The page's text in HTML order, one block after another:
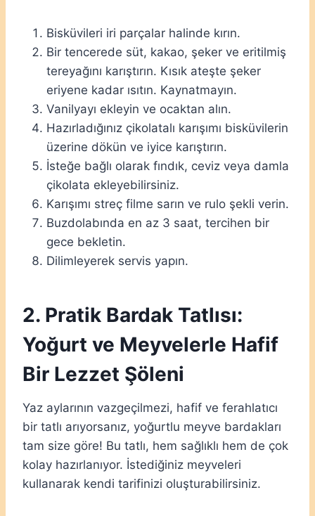
Bisküvileri iri parçalar halinde kırın.
Bir tencerede süt, kakao, şeker ve eritilmiş
tereyağını karıştırın. Kısık ateşte şeker
eriyene kadar ısıtın. Kaynatmayın.
Vanilyayı ekleyin ve ocaktan alın.
Hazırladığınız çikolatalı karışımı bisküvilerin
üzerine dökün ve iyice karıştırın.
İsteğe bağlı olarak fındık, ceviz veya damla
çikolata ekleyebilirsiniz.
Karışımı streç filme sarın ve rulo şekli verin.
Buzdolabında en az 3 saat, tercihen bir
gece bekletin.
Dilimleyerek servis yapın.
2. Pratik Bardak Tatlısı:
Yoğurt ve Meyvelerle Hafif
Bir Lezzet Şöleni
Yaz aylarının vazgeçilmezi, hafif ve ferahlatıcı
bir tatlı arıyorsanız, yoğurtlu meyve bardakları
tam size göre! Bu tatlı, hem sağlıklı hem de çok
kolay hazırlanıyor. İstediğiniz meyveleri
kullanarak kendi tarifinizi oluşturabilirsiniz.